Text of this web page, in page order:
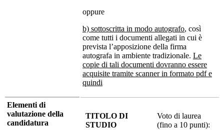
oppure
b) sottoscritta in modo autografo, così
come tutti i documenti allegati in cui è
prevista l’apposizione della firma
autografa in ambiente tradizionale. Le
copie di tali documenti dovranno essere
acquisite tramite scanner in formato pdf e
quindi
Elementi di
valutazione della
candidatura
TITOLO DI
STUDIO
Voto di laurea
(fino a 10 punti):